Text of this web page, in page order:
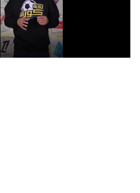
الدوري السعودي للمحترفين
دوري أبطال إفريقيا